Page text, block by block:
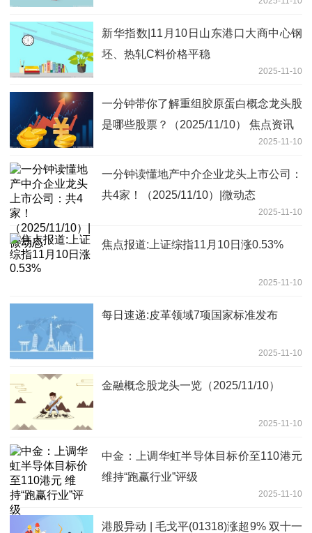
新华指数|11月10日山东港口大商中心钢
坯、热轧C料价格平稳
2025-11-10
一分钟带你了解重组胶原蛋白概念龙头股
是哪些股票？（2025/11/10） 焦点资讯
2025-11-10
一分钟读懂地产中介企业龙头上市公司：
共4家！（2025/11/10）|微动态
2025-11-10
焦点报道:上证综指11月10日涨0.53%
2025-11-10
每日速递:皮革领域7项国家标准发布
2025-11-10
金融概念股龙头一览（2025/11/10）
2025-11-10
中金：上调华虹半导体目标价至110港元
维持“跑赢行业”评级
2025-11-10
港股异动 | 毛戈平(01318)涨超9% 双十一